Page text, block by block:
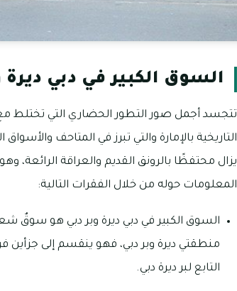
السوق الكبير في دبي ديرة
تتجسد أجمل صور التطور الحضاري التي تختلط مع
التاريخية بالإمارة والتي تبرز في المتاحف
يزال محتفظًا بالرونق القديم والعراقة الرائعة،
المعلومات حوله من خلال الفقرات التالية:
السوق الكبير في دبي ديرة وبر دبي هو سوقٌ
منطقتي ديرة وبر دبي، فهو ينقسم إلى جزأين
التابع لبر ديرة دبي.